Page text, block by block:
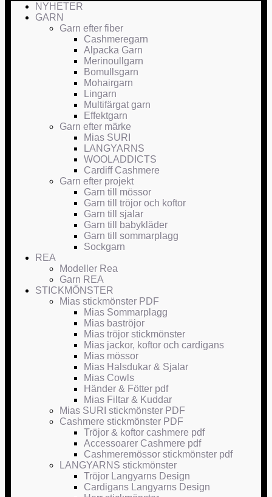
NYHETER
GARN
Garn efter fiber
Cashmeregarn
Alpacka Garn
Merinoullgarn
Bomullsgarn
Mohairgarn
Lingarn
Multifärgat garn
Effektgarn
Garn efter märke
Mias SURI
LANGYARNS
WOOLADDICTS
Cardiff Cashmere
Garn efter projekt
Garn till mössor
Garn till tröjor och koftor
Garn till sjalar
Garn till babykläder
Garn till sommarplagg
Sockgarn
REA
Modeller Rea
Garn REA
STICKMÖNSTER
Mias stickmönster PDF
Mias Sommarplagg
Mias baströjor
Mias tröjor stickmönster
Mias jackor, koftor och cardigans
Mias mössor
Mias Halsdukar & Sjalar
Mias Cowls
Händer & Fötter pdf
Mias Filtar & Kuddar
Mias SURI stickmönster PDF
Cashmere stickmönster PDF
Tröjor & koftor cashmere pdf
Accessoarer Cashmere pdf
Cashmeremössor stickmönster pdf
LANGYARNS stickmönster
Tröjor Langyarns Design
Cardigans Langyarns Design